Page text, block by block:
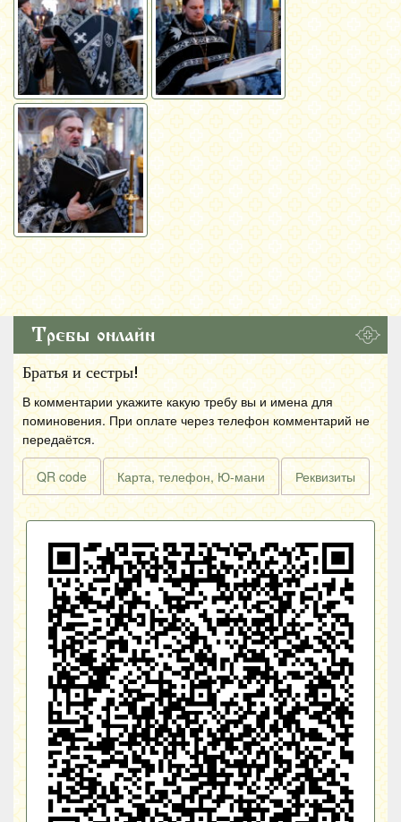
Требы онлайн
Братья и сестры!
В комментарии укажите какую требу вы и имена для
поминовения. При оплате через телефон комментарий не
передаётся.
QR code Карта, телефон, Ю-мани Реквизиты